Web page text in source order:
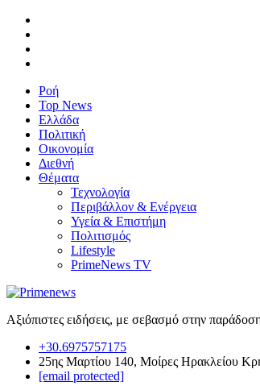
Ροή
Top News
Ελλάδα
Πολιτική
Οικονομία
Διεθνή
Θέματα
Τεχνολογία
Περιβάλλον & Ενέργεια
Υγεία & Επιστήμη
Πολιτισμός
Lifestyle
PrimeNews TV
Αξιόπιστες ειδήσεις, με σεβασμό στην
+30.6975757175
25ης Μαρτίου 140, Μοίρες Ηρακλείου
[email protected]